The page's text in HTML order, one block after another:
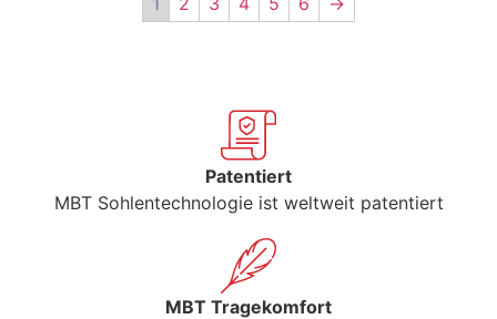
Patentiert
MBT Sohlentechnologie ist weltweit patentiert
MBT Tragekomfort